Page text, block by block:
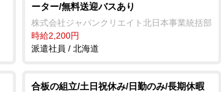
ーター/無料送迎バスあり
株式会社ジャパンクリエイト北日本事業統括部
時給2,200円
派遣社員 / 北海道
合板の組立/土日祝休み/日勤のみ/長期休暇